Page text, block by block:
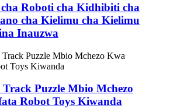
cha Roboti cha Kidhibiti cha
cha Kielimu cha Kielimu
Inauzwa
Track Puzzle Mbio Mchezo
Robot Toys Kiwanda